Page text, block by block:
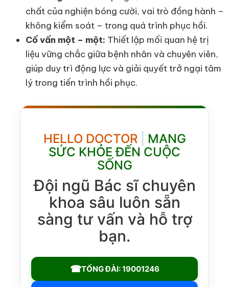
chất của nghiện bóng cười, vai trò đồng hành –
không kiểm soát – trong quá trình phục hồi.
Cố vấn một – một: Thiết lập mối quan hệ trị
liệu vững chắc giữa bệnh nhân và chuyên viên,
giúp duy trì động lực và giải quyết trở ngại tâm
lý trong tiến trình hồi phục.
HELLO DOCTOR
MANG
SỨC KHỎE ĐẾN CUỘC
SỐNG
Đội ngũ Bác sĩ chuyên
khoa sâu luôn sẵn
sàng tư vấn và hỗ trợ
bạn.
☎TỔNG ĐÀI: 19001246